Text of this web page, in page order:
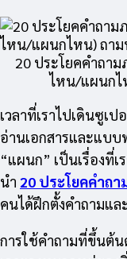
20 ประโยคคำถา
ไหน/แผนกไ
เวลาที่เราไปเดินซูเ
อ่านเอกสารและแบบ
“แผนก” เป็นเรื่องที่
นำ 20 ประโยคคำถ
คนได้ฝึกตั้งคำถามแ
การใช้คำถามที่ขึ้นต้น